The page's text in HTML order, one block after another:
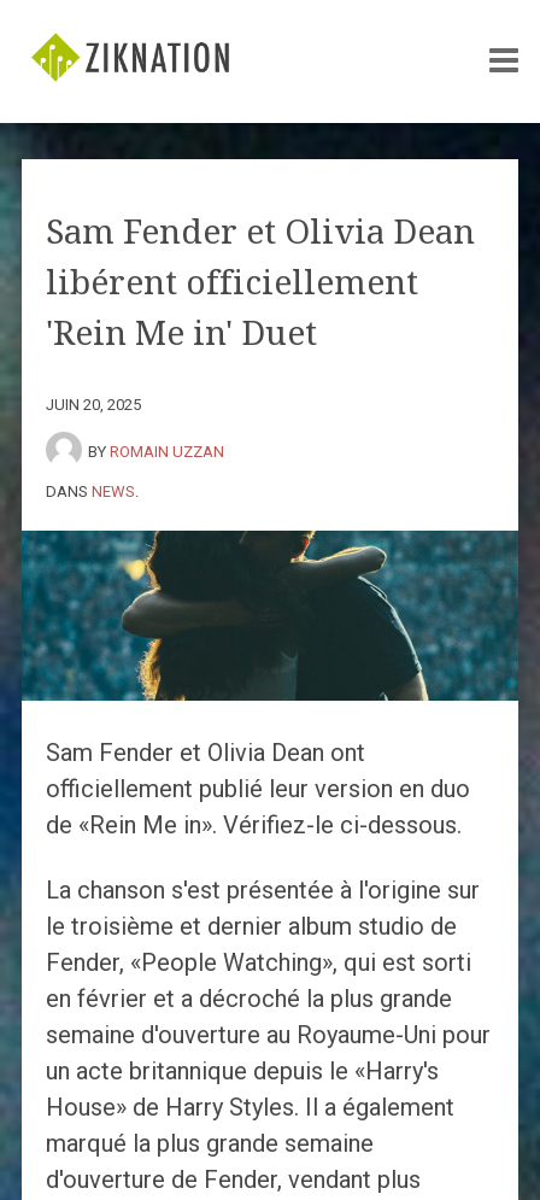
Sam Fender et Olivia Dean
libérent officiellement
'Rein Me in' Duet
JUIN 20, 2025
BY ROMAIN UZZAN
DANS NEWS
Sam Fender et Olivia Dean ont
officiellement publié leur version en duo
de «Rein Me in». Vérifiez-le ci-dessous.
La chanson s'est présentée à l'origine sur
le troisième et dernier album studio de
Fender, «People Watching», qui est sorti
en février et a décroché la plus grande
semaine d'ouverture au Royaume-Uni pour
un acte britannique depuis le «Harry's
House» de Harry Styles. Il a également
marqué la plus grande semaine
d'ouverture de Fender, vendant plus